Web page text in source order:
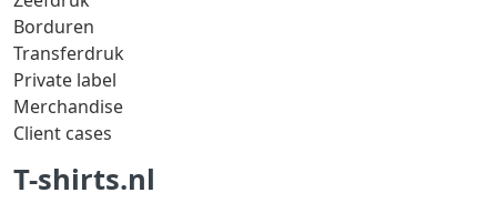
Borduren
Transferdruk
Private label
Merchandise
Client cases
T-shirts.nl